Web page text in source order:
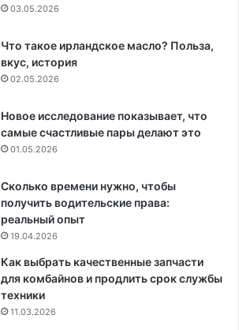
03.05.2026
Что такое ирландское масло? Польза,
вкус, история
02.05.2026
Новое исследование показывает, что
самые счастливые пары делают это
01.05.2026
Сколько времени нужно, чтобы
получить водительские права:
реальный опыт
19.04.2026
Как выбрать качественные запчасти
для комбайнов и продлить срок службы
техники
11.03.2026